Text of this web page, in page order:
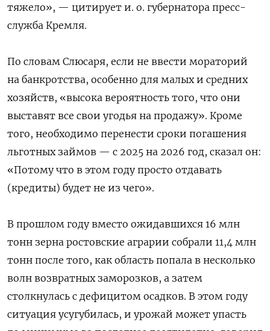
тяжело», — цитирует и. о. губернатора пресс-
служба Кремля.
По словам Слюсаря, если не ввести мораторий
на банкротства, особенно для малых и средних
хозяйств, «высока вероятность того, что они
выставят все свои угодья на продажу». Кроме
того, необходимо перенести сроки погашения
льготных займов — с 2025 на 2026 год, сказал он:
«Потому что в этом году просто отдавать
(кредиты) будет не из чего».
В прошлом году вместо ожидавшихся 16 млн
тонн зерна ростовские аграрии собрали 11,4 млн
тонн после того, как область попала в несколько
волн возвратных заморозков, а затем
столкнулась с дефицитом осадков. В этом году
ситуация усугубилась, и урожай может упасть